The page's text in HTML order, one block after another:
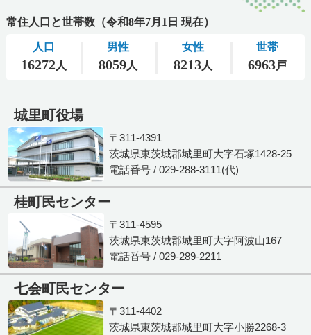
城里町役場
〒311-4391
茨城県東茨城郡城里町大字石塚1428-25
電話番号 / 029-288-3111(代)
桂町民センター
〒311-4595
茨城県東茨城郡城里町大字阿波山167
電話番号 / 029-289-2211
七会町民センター
〒311-4402
茨城県東茨城郡城里町大字小勝2268-3